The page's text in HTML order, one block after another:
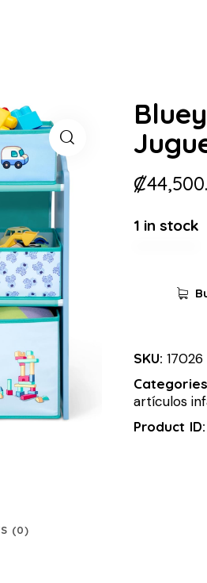
₡
1 in stock
SKU:17026
artículos
Product
(0)